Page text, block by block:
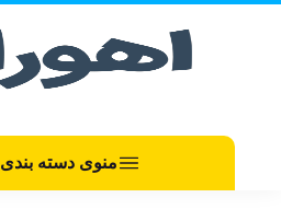
منوی دسته بندی